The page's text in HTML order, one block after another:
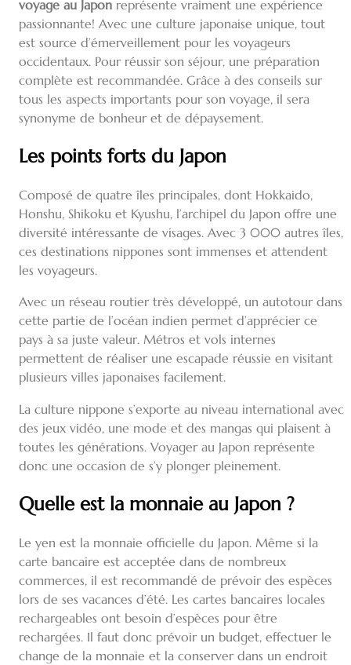
voyage au Japon représente vraiment une expérience
passionnante! Avec une culture japonaise unique, tout
est source d’émerveillement pour les voyageurs
occidentaux. Pour réussir son séjour, une préparation
complète est recommandée. Grâce à des conseils sur
tous les aspects importants pour son voyage, il sera
synonyme de bonheur et de dépaysement.
Les points forts du Japon
Composé de quatre îles principales, dont Hokkaido,
Honshu, Shikoku et Kyushu, l’archipel du Japon offre une
diversité intéressante de visages. Avec 3 000 autres îles,
ces destinations nippones sont immenses et attendent
les voyageurs.
Avec un réseau routier très développé, un autotour dans
cette partie de l’océan indien permet d’apprécier ce
pays à sa juste valeur. Métros et vols internes
permettent de réaliser une escapade réussie en visitant
plusieurs villes japonaises facilement.
La culture nippone s’exporte au niveau international avec
des jeux vidéo, une mode et des mangas qui plaisent à
toutes les générations. Voyager au Japon représente
donc une occasion de s’y plonger pleinement.
Quelle est la monnaie au Japon ?
Le yen est la monnaie officielle du Japon. Même si la
carte bancaire est acceptée dans de nombreux
commerces, il est recommandé de prévoir des espèces
lors de ses vacances d’été. Les cartes bancaires locales
rechargeables ont besoin d’espèces pour être
rechargées. Il faut donc prévoir un budget, effectuer le
change de la monnaie et la conserver dans un endroit